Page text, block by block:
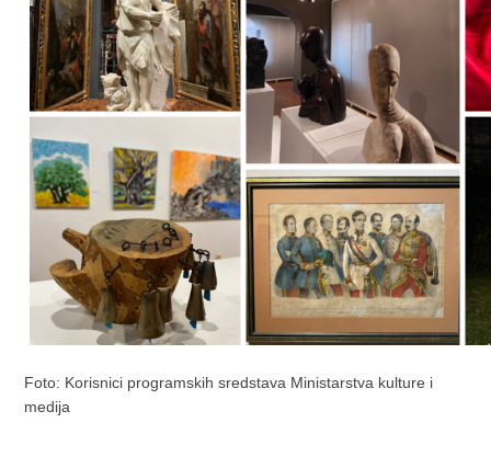
Foto: Korisnici programskih sredstava Ministarstva kulture i
medija